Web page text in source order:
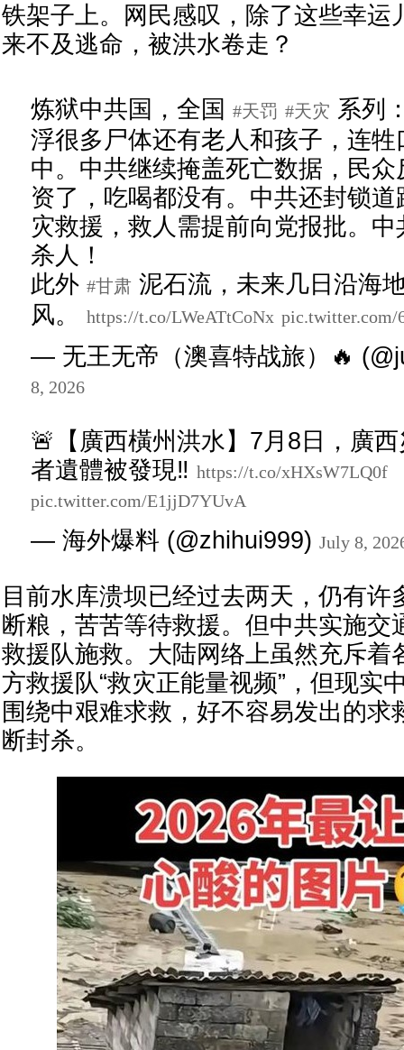
铁架子上。网民感叹，除了这些幸运
来不及逃命，被洪水卷走？
炼狱中共国，全国 #天罚 #天灾 系列
浮很多尸体还有老人和孩子，连
中。中共继续掩盖死亡数据，民
资了，吃喝都没有。中共还封锁
灾救援，救人需提前向党报批。
杀人！
此外 #甘肃 泥石流，未来几日沿海
风。
https://t.co/LWeATtCoNx pic.twitter.com/
— 无王无帝（澳喜特战旅）🔥
8, 2026
🚨【廣西橫州洪水】7月8日，廣
者遺體被發現‼️ https://t.co/xHXsW7LQ0f
pic.twitter.com/E1jjD7YUvA
— 海外爆料 (@zhihui999) July 8,
目前水库溃坝已经过去两天，仍有许
断粮，苦苦等待救援。但中共实施交
救援队施救。大陆网络上虽然充斥着
方救援队“救灾正能量视频”，但现实
围绕中艰难求救，好不容易发出的求
断封杀。